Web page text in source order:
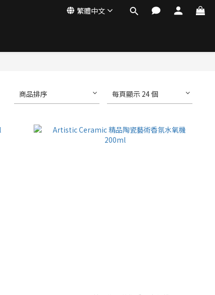
繁體中文
商品排序 每頁顯示 24 個